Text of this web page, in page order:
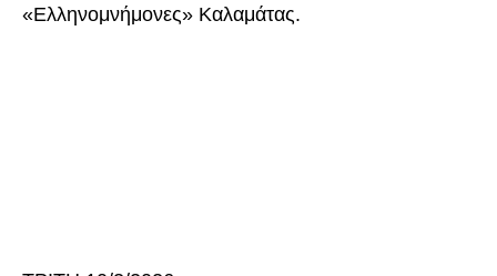
«Ελληνομνήμονες» Καλαμάτας.